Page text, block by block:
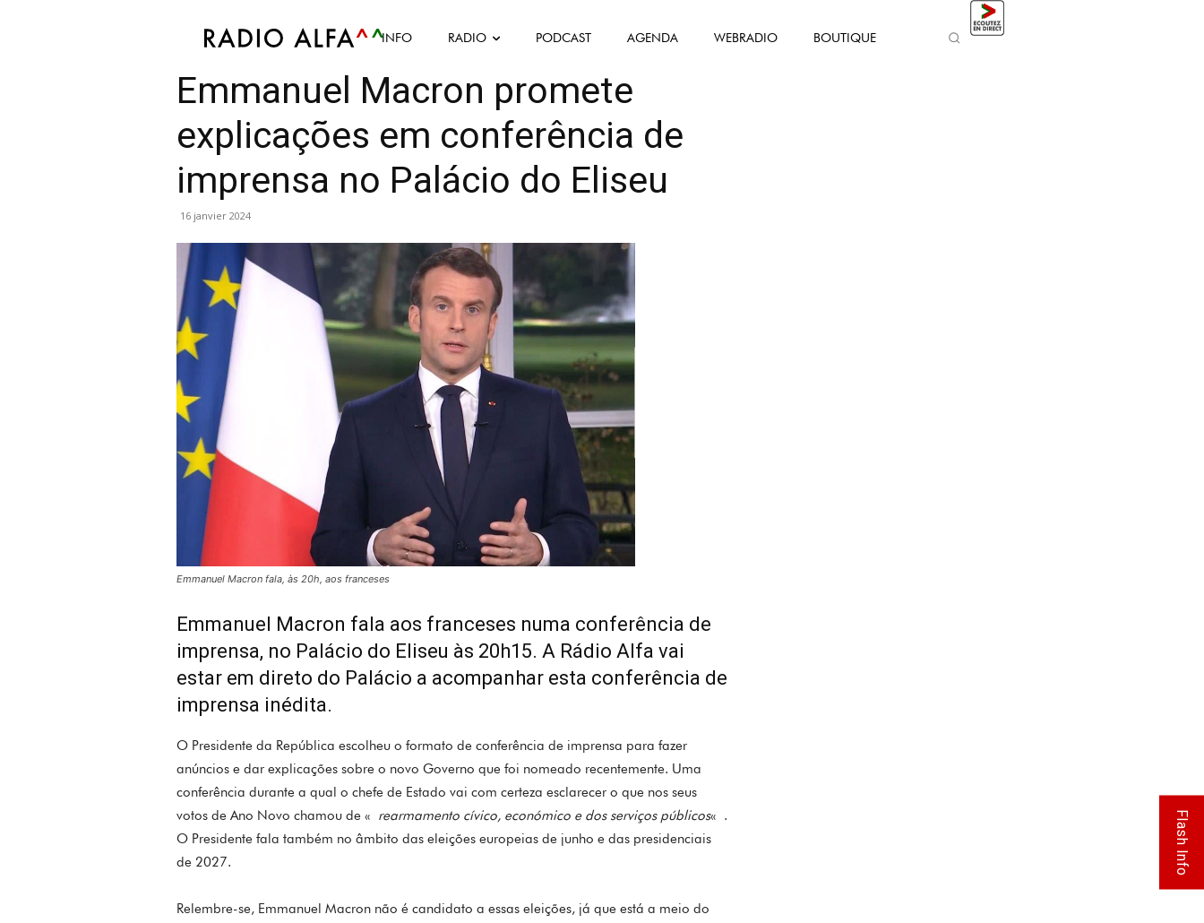
INFO RADIO PODCAST AGENDA WEBRADIO BOUTIQUE
En vedette Culture Évènement
Emmanuel Macron promete
explicações em conferência de
imprensa no Palácio do Eliseu
16 janvier 2024
Emmanuel Macron fala, às 20h, aos franceses
Emmanuel Macron fala aos franceses numa conferência de
imprensa, no Palácio do Eliseu às 20h15. A Rádio Alfa vai
estar em direto do Palácio a acompanhar esta conferência de
imprensa inédita.
O Presidente da República escolheu o formato de conferência de imprensa para fazer
anúncios e dar explicações sobre o novo Governo que foi nomeado recentemente. Uma
conferência durante a qual o chefe de Estado vai com certeza esclarecer o que nos seus
votos de Ano Novo chamou de « rearmamento cívico, económico e dos serviços públicos« .
O Presidente fala também no âmbito das eleições europeias de junho e das presidenciais
de 2027.
Relembre-se, Emmanuel Macron não é candidato a essas eleições, já que está a meio do
Flash Info